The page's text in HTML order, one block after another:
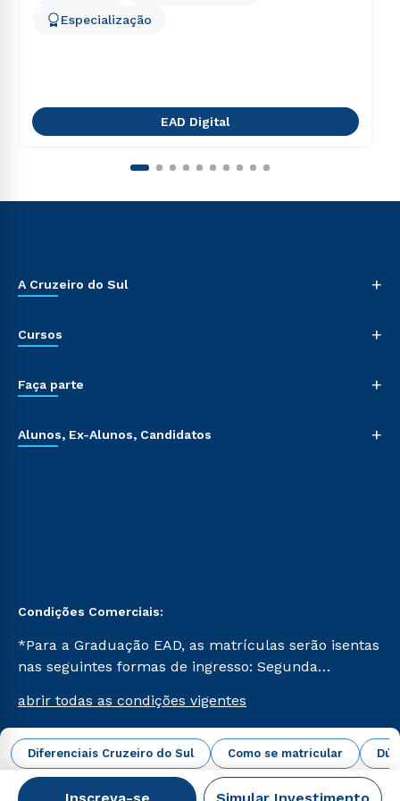
Diferenciais Cruzeiro do Sul Como se matricular
Especialização
EAD Digital
A Cruzeiro do Sul +
Cursos +
Faça parte +
Alunos, Ex-Alunos, Candidatos +
Condições Comerciais:
*Para a Graduação EAD, as matrículas serão isentas
nas seguintes formas de ingresso: Segunda
Já para as demais, a taxa de matrícula será de R$
49. *Para a Pós-graduação EAD, as ofertas
mencionadas são referentes aos cursos: Ensino
Religioso, Geografia para a Docência e Metodologia
do Ensino de História: Questões Atuais.
abrir todas as condições vigentes
Campus Virtual Cruzeiro do Sul Educacional © 2026 -
Todos os direitos reservados.